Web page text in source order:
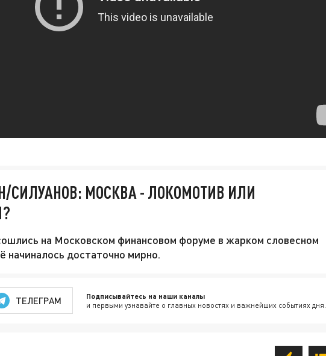
СИЛУАНОВ: МОСКВА - ЛОКОМОТИВ ИЛИ
на Московском финансовом форуме в жарком словесном
начиналось достаточно мирно.
ТЕЛЕГРАМ Подписывайтесь на наши каналы
и первыми узнавайте о главных новостях и важнейших событиях дня.